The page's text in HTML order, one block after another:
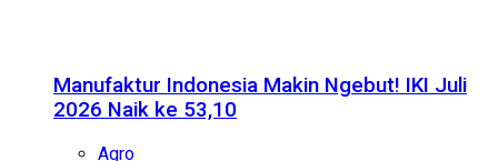
Manufaktur Indonesia Makin Ngebut! IKI Juli
2026 Naik ke 53,10
Agro